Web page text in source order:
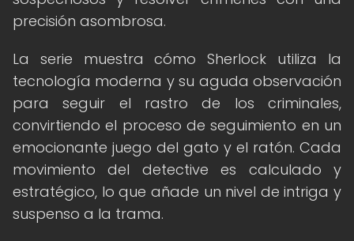
precisión asombrosa.
La serie muestra cómo Sherlock utiliza la
tecnología moderna y su aguda observación
para seguir el rastro de los criminales,
convirtiendo el proceso de seguimiento en un
emocionante juego del gato y el ratón. Cada
movimiento del detective es calculado y
estratégico, lo que añade un nivel de intriga y
suspenso a la trama.